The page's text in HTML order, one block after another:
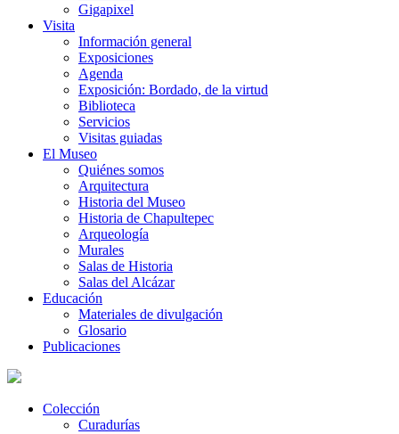
Gigapixel
Visita
Información general
Exposiciones
Agenda
Exposición: Bordado, de la virtud
Biblioteca
Servicios
Visitas guiadas
El Museo
Quiénes somos
Arquitectura
Historia del Museo
Historia de Chapultepec
Arqueología
Murales
Salas de Historia
Salas del Alcázar
Educación
Materiales de divulgación
Glosario
Publicaciones
Colección
Curadurías